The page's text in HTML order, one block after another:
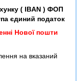
( IBAN ) ФОП
єдиний податок
Нової пошти
на вказаний